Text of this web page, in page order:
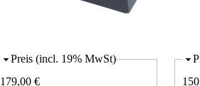
Preis (incl. 19% MwSt)
179,00 €